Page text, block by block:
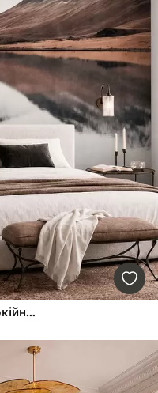
Засніжені гірські вершини та спокійне озеро з дзеркальним віддзеркаленням